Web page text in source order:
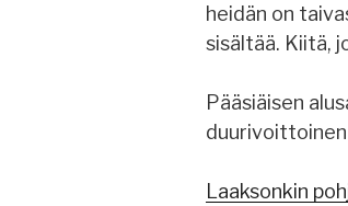
heidän on
sisältää. Kiitä,
Pääsiäisen
duurivoittoinen
Laaksonkin